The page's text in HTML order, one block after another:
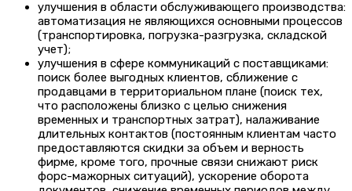
улучшения в области обслуживающего производства:
автоматизация не являющихся основными процессов
(транспортировка, погрузка-разгрузка, складской
учет);
улучшения в сфере коммуникаций с поставщиками:
поиск более выгодных клиентов, сближение с
продавцами в территориальном плане (поиск тех,
что расположены близко с целью снижения
временных и транспортных затрат), налаживание
длительных контактов (постоянным клиентам часто
предоставляются скидки за объем и верность
фирме, кроме того, прочные связи снижают риск
форс-мажорных ситуаций), ускорение оборота